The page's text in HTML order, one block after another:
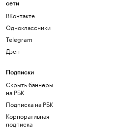
сети
ВКонтакте
Одноклассники
Telegram
Дзен
Подписки
Скрыть баннеры
на РБК
Подписка на РБК
Корпоративная
подписка